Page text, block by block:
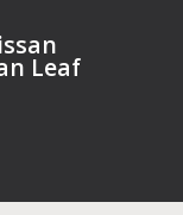
Leaf